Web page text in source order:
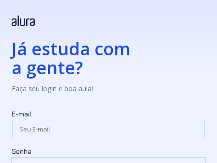
Já estuda com
a gente?
Faça seu login e boa aula!
E-mail
Senha